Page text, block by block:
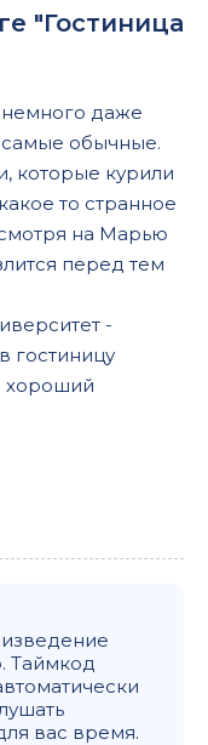
"Гостиница
даже
самые обычные.
которые курили
то странное
на Марью
перед тем
-
гостиницу
хороший
Таймкод
вас время.